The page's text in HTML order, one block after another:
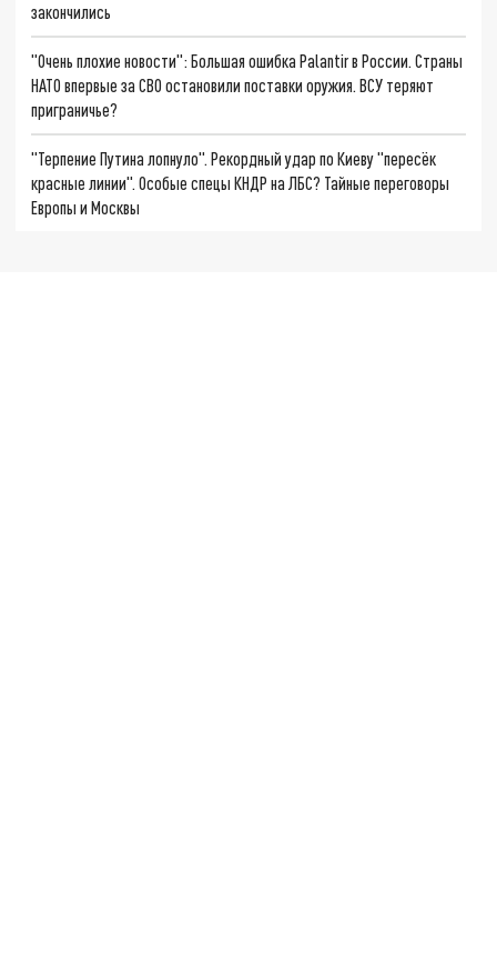
закончились
"Очень плохие новости": Большая ошибка Palantir в России. Страны
НАТО впервые за СВО остановили поставки оружия. ВСУ теряют
приграничье?
"Терпение Путина лопнуло". Рекордный удар по Киеву "пересёк
красные линии". Особые спецы КНДР на ЛБС? Тайные переговоры
Европы и Москвы